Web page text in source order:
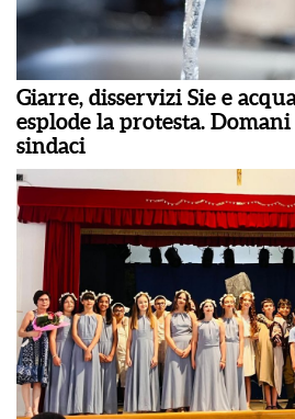
Giarre, disservizi Sie e
esplode la protesta.
sindaci